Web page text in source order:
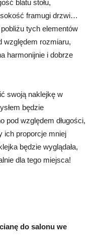
blatu stołu,
framugi drzwi…
tych elementów
względem rozmiaru,
harmonijnie i dobrze
swoją naklejkę w
będzie
pod względem długości,
ich proporcje mniej
będzie wyglądała,
dla tego miejsca!
do salonu we